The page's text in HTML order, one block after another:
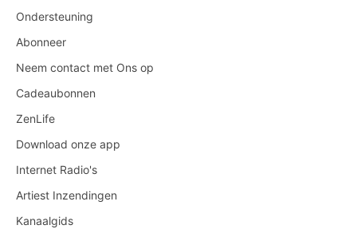
Ondersteuning
Abonneer
Neem contact met Ons op
Cadeaubonnen
ZenLife
Download onze app
Internet Radio's
Artiest Inzendingen
Kanaalgids